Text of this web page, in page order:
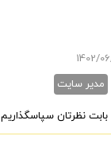
1402/
مدیر سایت
بابت نظرتان سپاسگذاریم